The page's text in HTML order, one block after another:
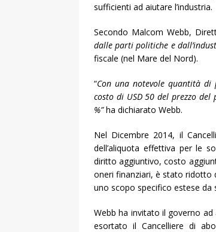
sufficienti ad aiutare l’industria.
Secondo Malcom Webb,
dalle parti politiche e
fiscale (nel Mare del Nord).
“Con una notevole quantità
costo di USD 50 del prezzo
%”ha dichiarato Webb.
Nel Dicembre 2014, il
dell’aliquota effettiva per le
diritto aggiuntivo, costo
oneri finanziari, è stato ridotto
uno scopo specifico estese da
Webb ha invitato il governo
esortato il Cancelliere di